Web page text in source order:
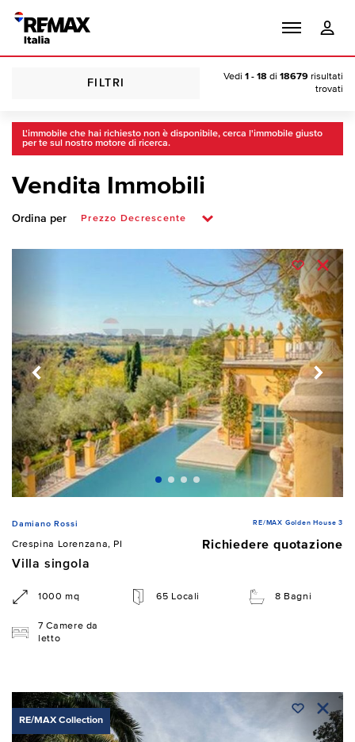
FILTRI
Vedi 1 - 18 di 18679 risultati
trovati
L'immobile che hai richiesto non è disponibile, cerca l'immobile giusto
per te sul nostro motore di ricerca.
Vendita Immobili
Ordina per
Damiano Rossi RE/MAX Golden House 3
Crespina Lorenzana, PI
Richiedere quotazione
Villa singola
1000 mq 65 Locali 8 Bagni
7 Camere da
letto
RE/MAX Collection